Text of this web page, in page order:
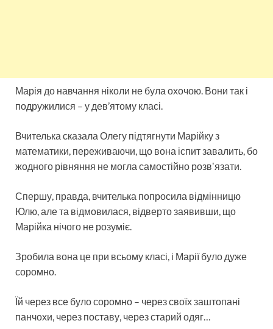
Марія до навчання ніколи не була охочою. Вони так і
подружилися – у дев’ятому класі.
Вчителька сказала Олегу підтягнути Марійку з
математики, переживаючи, що вона іспит завалить, бо
жодного рівняння не могла самостійно розвʼязати.
Спершу, правда, вчителька попросила відмінницю
Юлю, але та відмовилася, відверто заявивши, що
Марійка нічого не розуміє.
Зробила вона це при всьому класі, і Марії було дуже
соромно.
Їй через все було соромно – через своїх заштопані
панчохи, через поставу, через старий одяг…